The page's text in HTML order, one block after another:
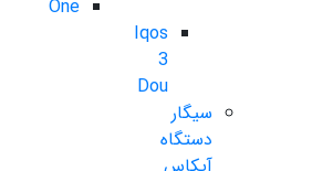
One
Iqos
3
Dou
سیگار
دستگاه